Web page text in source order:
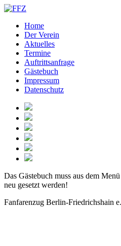
Home
Der Verein
Aktuelles
Termine
Auftrittsanfrage
Gästebuch
Impressum
Datenschutz
Das Gästebuch muss aus dem
neu gesetzt werden!
Fanfarenzug Berlin-Friedrichshain